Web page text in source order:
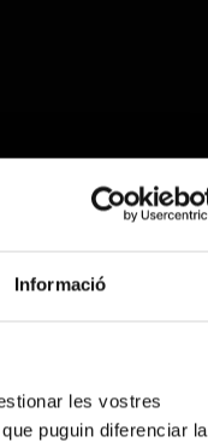
Informació
les vostres
puguin diferenciar la